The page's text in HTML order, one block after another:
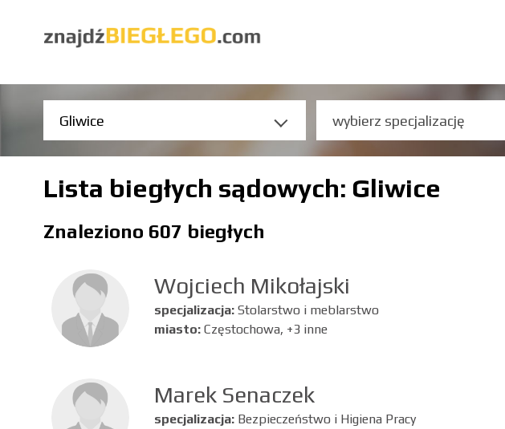
Lista biegłych sądowych: Gliwice
Znaleziono 607 biegłych
Wojciech Mikołajski
specjalizacja: Stolarstwo i meblarstwo
miasto: Częstochowa, +3 inne
Marek Senaczek
specjalizacja: Bezpieczeństwo i Higiena Pracy